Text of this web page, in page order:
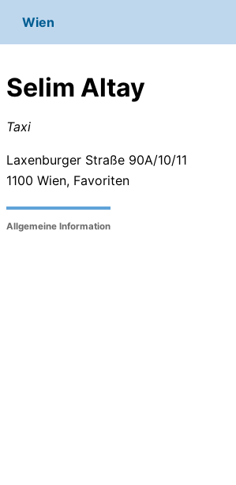
Wien
Selim Altay
Taxi
Laxenburger Straße 90A/10/11
1100 Wien, Favoriten
Allgemeine Information